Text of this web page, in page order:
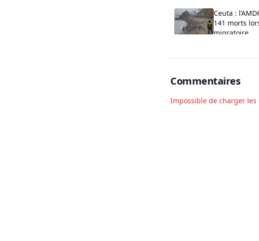
Ceuta :
141 morts
migratoire
Commentaires
Impossible de charger les